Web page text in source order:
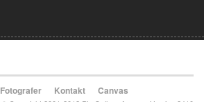
Fotografer Kontakt Canvas